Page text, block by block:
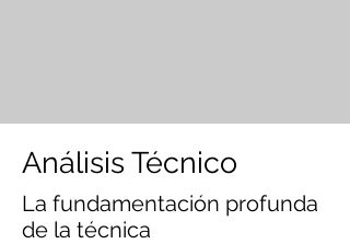
Análisis Técnico
La fundamentación profunda
de la técnica